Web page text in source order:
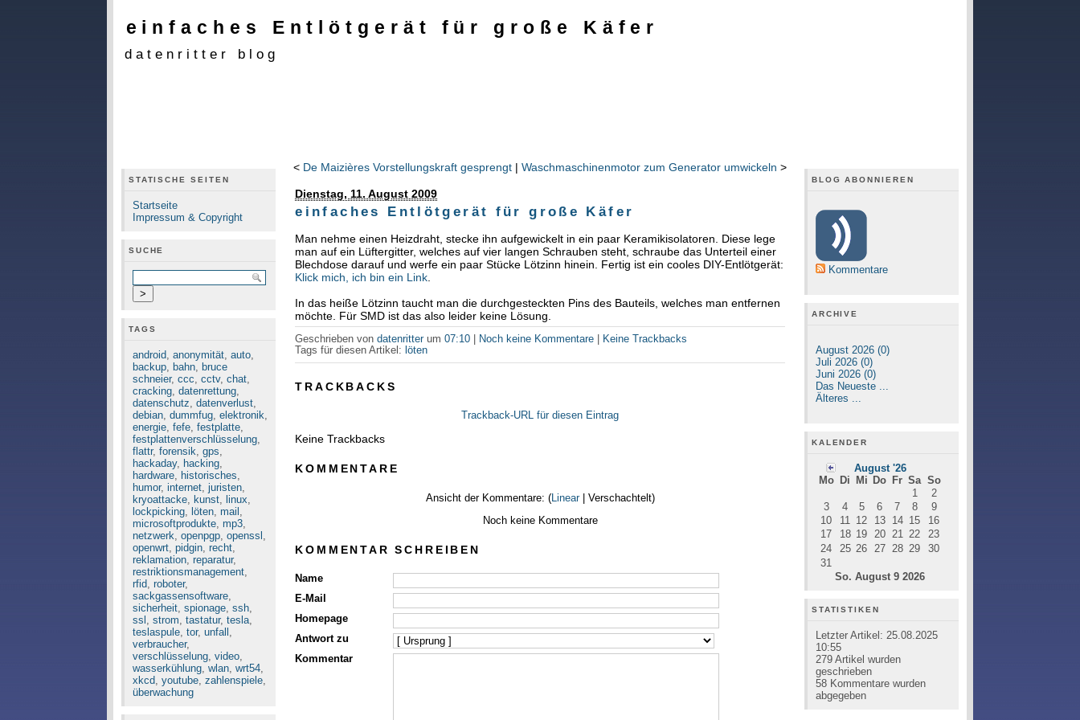
einfaches Entlötgerät für große Käfer
datenritter blog
STATISCHE SEITEN
Startseite
Impressum & Copyright
SUCHE
TAGS
android, anonymität, auto,
backup, bahn, bruce
schneier, ccc, cctv, chat,
cracking, datenrettung,
datenschutz, datenverlust,
debian, dummfug, elektronik,
energie, fefe, festplatte,
festplattenverschlüsselung,
flattr, forensik, gps,
hackaday, hacking,
hardware, historisches,
humor, internet, juristen,
kryoattacke, kunst, linux,
lockpicking, löten, mail ,
microsoftprodukte, mp3,
netzwerk, openpgp, openssl ,
openwrt, pidgin, recht,
reklamation, reparatur,
restriktionsmanagement,
rfid, roboter,
sackgassensoftware,
sicherheit, spionage, ssh,
ssl , strom, tastatur, tesla,
teslaspule, tor, unfall ,
verbraucher,
verschlüsselung, video,
wasserkühlung, wlan, wrt54,
xkcd, youtube, zahlenspiele,
überwachung
< De Maizières Vorstellungskraft gesprengt | Waschmaschinenmotor zum Generator umwickeln >
Dienstag, 11. August 2009
einfaches Entlötgerät für große Käfer
Man nehme einen Heizdraht, stecke ihn aufgewickelt in ein paar Keramikisolatoren. Diese lege
man auf ein Lüftergitter, welches auf vier langen Schrauben steht, schraube das Unterteil einer
Blechdose darauf und werfe ein paar Stücke Lötzinn hinein. Fertig ist ein cooles DIY-Entlötgerät:
Klick mich, ich bin ein Link
In das heiße Lötzinn taucht man die durchgesteckten Pins des Bauteils, welches man entfernen
möchte. Für SMD ist das also leider keine Lösung.
Geschrieben vondatenritterum07:10 Noch keine Kommentare
Keine Trackbacks
Tags für diesen Artikel: löten
TRACKBACKS
Trackback-URL für diesen Eintrag
Keine Trackbacks
KOMMENTARE
Ansicht der Kommentare: (Linear| Verschachtelt)
Noch keine Kommentare
KOMMENTAR SCHREIBEN
Name
E-Mail
Homepage
Antwort zu
Kommentar
BLOG ABONNIEREN
Kommentare
ARCHIVE
August 2026 (0)
Juli 2026 (0)
Juni 2026 (0)
Das Neueste ...
Älteres ...
KALENDER
August '26
Mo
Di Mi Do Fr Sa So
So. August 9 2026
1
2
3
4 5 6 7 8
9
10
11 12 13 14 15
16
17
18 19 20 21 22
23
24
25 26 27 28 29
30
31
STATISTIKEN
Letzter Artikel: 25.08.2025
10:55
279Artikel wurden
geschrieben
58Kommentare wurden
abgegeben